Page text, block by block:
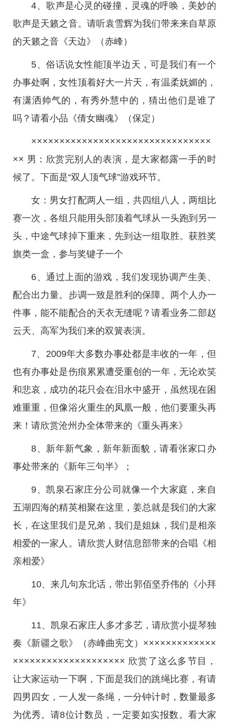
4、歌声是心灵的碰撞，灵魂的呼唤，美妙的
歌声是天籁之音。请听袁雪辉为我们带来来自草原
的天籁之音《天边》（赤峰）
5、俗话说女性能顶半边天，可是我们有一个
办事处啊，女性顶着好大一片天，有温柔妩媚的，
有潇洒帅气的，有秀外慧中的，猜出他们是谁了
吗？请看小品《倩女幽魂》（保定）
××××××××××××××××××××××××××××××××
×× 男：欣赏完别人的表演，是大家都露一手的时
候了。下面是“双人顶气球”游戏环节。
女：男女打配两人一组，共四组八人，两组比
赛一次，各组只能用头部顶着气球从一头跑到另一
头，中途气球掉下重来，先到达一组取胜。获胜奖
旗类一盒，参与奖键子一个
6、通过上面的游戏，我们发现协调产生美、
配合出力量。步调一致是胜利的保障。两个人办一
件事，能不能配合的天衣无缝呢？请看业务二部赵
云天、高军为我们来的双簧表演。
7、2009年大多数办事处都是丰收的一年，但
也有办事处是伤痕累累遭受重创的一年，无论欢笑
和悲哀，成功的花只会在泪水中盛开，虽然现在困
难重重，但像浴火重生的凤凰一般，他们要重头再
来！请欣赏沧州办全体带来的《重头再来》
8、新年新气象，新年新面貌，请看张家口办
事处带来的《新年三句半》；
9、凯泉石家庄分公司就像一个大家庭，来自
五湖四海的精英相聚在这里，姜总就是我们的大家
长，在这里我们是兄弟，我们是姐妹，我们是相亲
相爱的一家人。请欣赏人财信息部带来的合唱《相
亲相爱》
10、来几句东北话，带出郭佰坚乔伟的《小拜
年》
11、凯泉石家庄人多才多艺，请欣赏小提琴独
奏《新疆之歌》（赤峰曲宪文）×××××××××××××
×××××××××××××××××××× 欣赏了这么多节目，
让大家运动一下啊，下面是我们的跳绳比赛，有请
四男四女，一人发一条绳，一分钟计时，数量最多
为优秀。请8位计数员，一定要如实报数。看大家